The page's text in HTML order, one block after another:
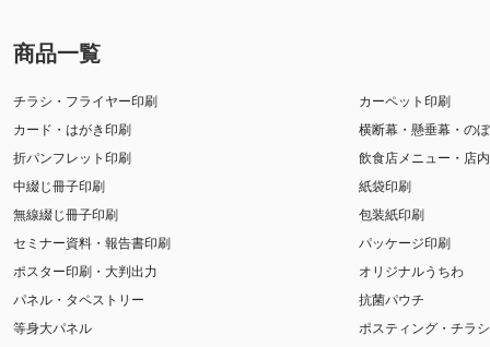
商品一覧
チラシ・フライヤー印刷
カード・はがき印刷
折パンフレット印刷
中綴じ冊子印刷
無線綴じ冊子印刷
セミナー資料・報告書印刷
ポスター印刷・大判出力
パネル・タペストリー
等身大パネル
カーペット印刷
横断幕・懸垂幕・の
飲食店メニュー・店
紙袋印刷
包装紙印刷
パッケージ印刷
オリジナルうちわ
抗菌パウチ
ポスティング・チラ